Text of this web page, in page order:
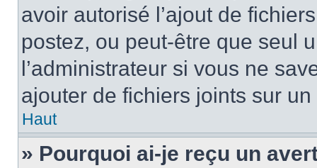
avoir autorisé l’ajout de
postez, ou peut-être que seul
l’administrateur si vous ne
ajouter de fichiers joints sur un
Haut
» Pourquoi ai-je reçu un